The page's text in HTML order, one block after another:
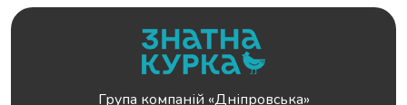
Група компаній «Дніпровська»